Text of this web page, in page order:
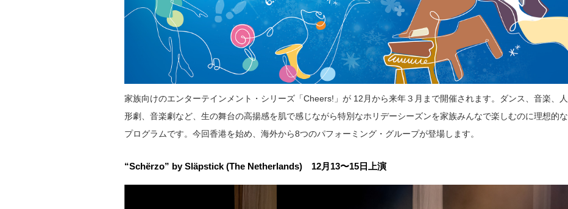
家族向けのエンターテインメント・シリーズ「Cheers!」が 12月から来年３月まで開催されます。ダンス、音楽、人
形劇、音楽劇など、生の舞台の高揚感を肌で感じながら特別なホリデーシーズンを家族みんなで楽しむのに理想的な
プログラムです。今回香港を始め、海外から8つのパフォーミング・グループが登場します。
“Schërzo” by Släpstick (The Netherlands) 12月13〜15日上演